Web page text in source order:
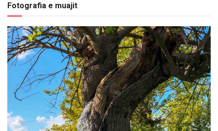
Fotografia e muajit